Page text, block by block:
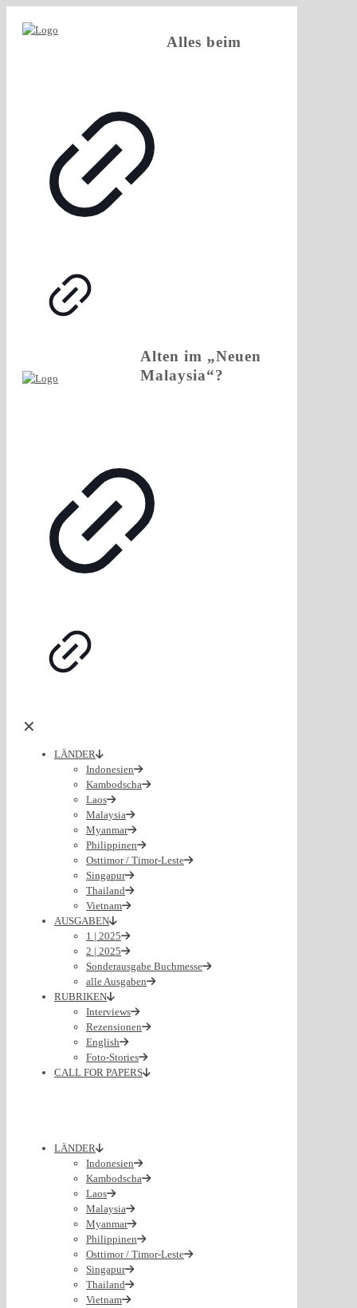
✕
LÄNDER
Indonesien
Kambodscha
Laos
Malaysia
Myanmar
Philippinen
Osttimor / Timor-Leste
Singapur
Thailand
Vietnam
AUSGABEN
1 | 2025
2 | 2025
Sonderausgabe Buchmesse
alle Ausgaben
RUBRIKEN
Interviews
Rezensionen
English
Foto-Stories
CALL FOR PAPERS
LÄNDER
Indonesien
Kambodscha
Laos
Malaysia
Myanmar
Philippinen
Osttimor / Timor-Leste
Singapur
Thailand
Vietnam
Alles beim
Alten im „Neuen
Malaysia“?